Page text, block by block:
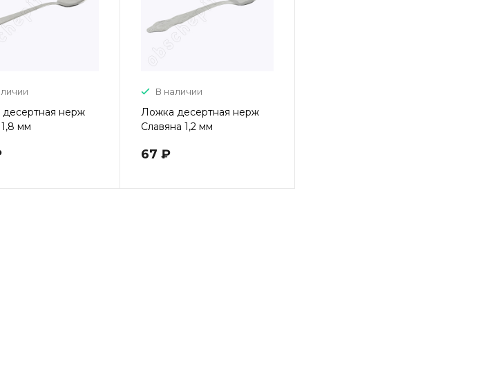
нерж
мм
В наличии
Ложка десертная нерж
Славяна 1,2 мм
67 ₽